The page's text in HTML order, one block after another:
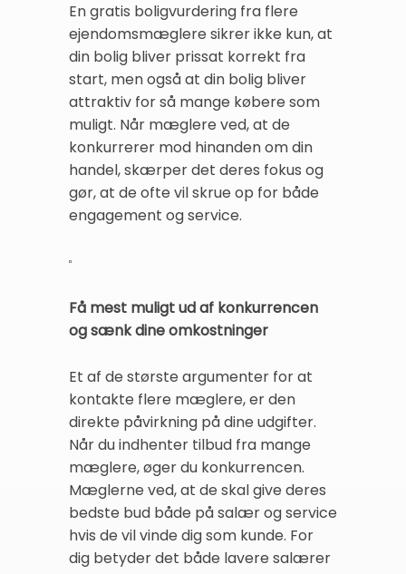
En gratis boligvurdering fra flere
ejendomsmæglere sikrer ikke kun, at
din bolig bliver prissat korrekt fra
start, men også at din bolig bliver
attraktiv for så mange købere som
muligt. Når mæglere ved, at de
konkurrerer mod hinanden om din
handel, skærper det deres fokus og
gør, at de ofte vil skrue op for både
engagement og service.
Få mest muligt ud af konkurrencen
og sænk dine omkostninger
Et af de største argumenter for at
kontakte flere mæglere, er den
direkte påvirkning på dine udgifter.
Når du indhenter tilbud fra mange
mæglere, øger du konkurrencen.
Mæglerne ved, at de skal give deres
bedste bud både på salær og service
hvis de vil vinde dig som kunde. For
dig betyder det både lavere salærer